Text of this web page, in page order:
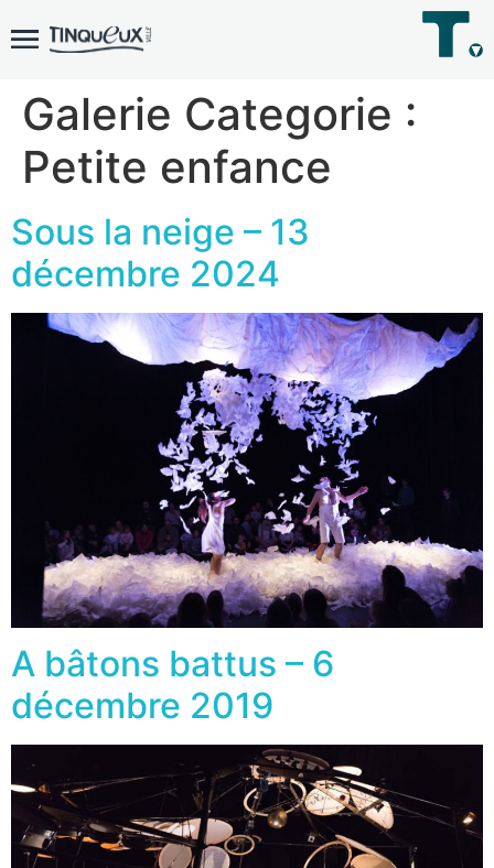
Galerie Categorie :
Petite enfance
Sous la neige – 13
décembre 2024
A bâtons battus – 6
décembre 2019